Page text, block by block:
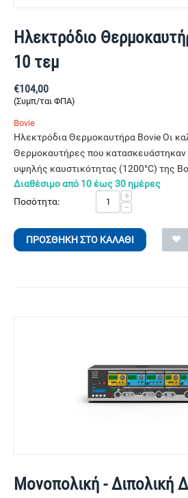
Ηλεκτρόδιο
10 τεμ
€104,00
(Συμπ/ται ΦΠΑ)
Bovie
Ηλεκτρόδια Θερμοκαυτήρα Bovie Οι
Θερμοκαυτήρες που κατασκευάστηκαν
υψηλής καυστικότητας (1200°C) της
Διαθέσιμο από 10 έως 30 ημέρες
Ποσότητα:
+
−
ΠΡΟΣΘΉΚΗ ΣΤΟ ΚΑΛΆΘΙ
Μονοπολική - Διπολική